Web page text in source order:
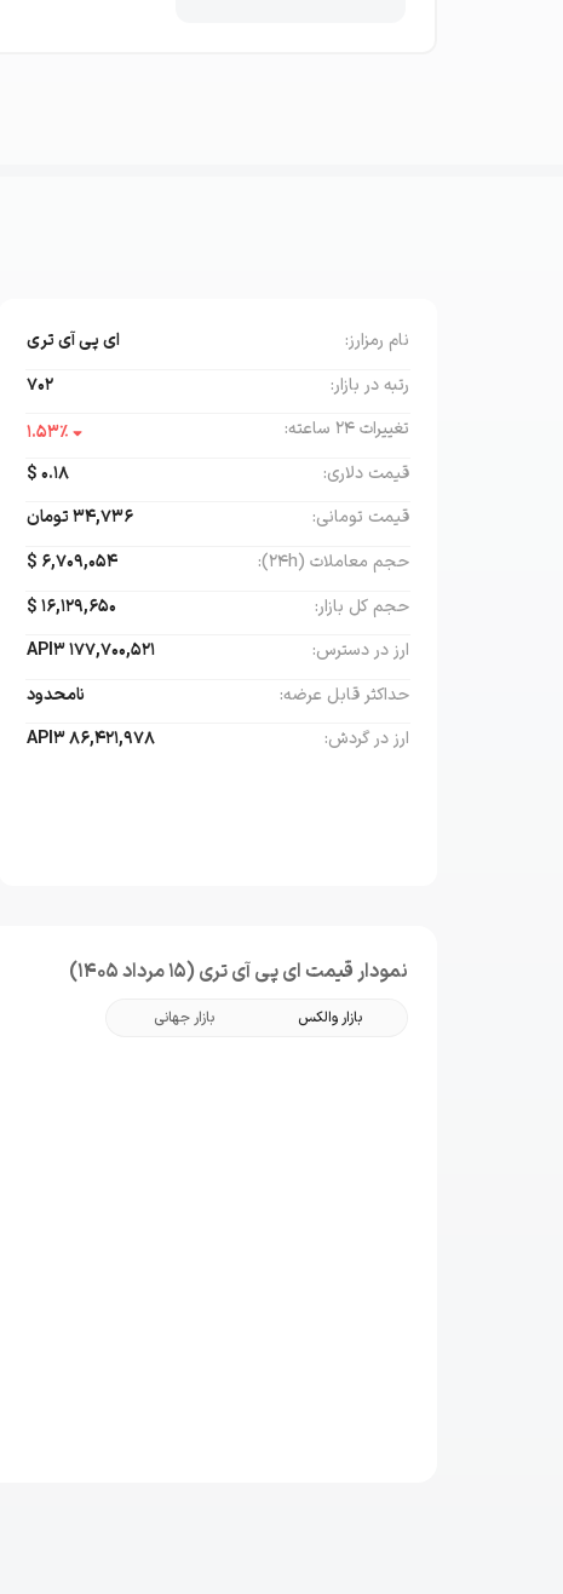
نام رمز‌ارز:
ای پی آی تری
رتبه در بازار:
702
تغییرات ۲۴ ساعته:
٪1.53
قیمت دلاری:
0.18
$
قیمت تومانی:
34,736تومان
حجم معاملات (۲۴h):
6,709,054
$
حجم کل بازار:
16,129,650
$
ارز در دسترس:
177,700,521
حداکثر قابل عرضه:
نامحدود
ارز در گردش:
86,421,978
نمودار قیمت ای پی آی تری (15 مرداد 1405)
بازار والکس بازار جهانی